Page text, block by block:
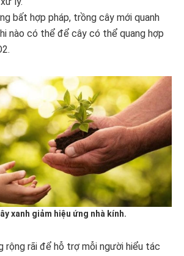
bất hợp pháp, trồng cây mới quanh
nào có thể để cây có thể quang hợp
xanh giảm hiệu ứng nhà kính.
rộng rãi để hỗ trợ mỗi người hiểu tác